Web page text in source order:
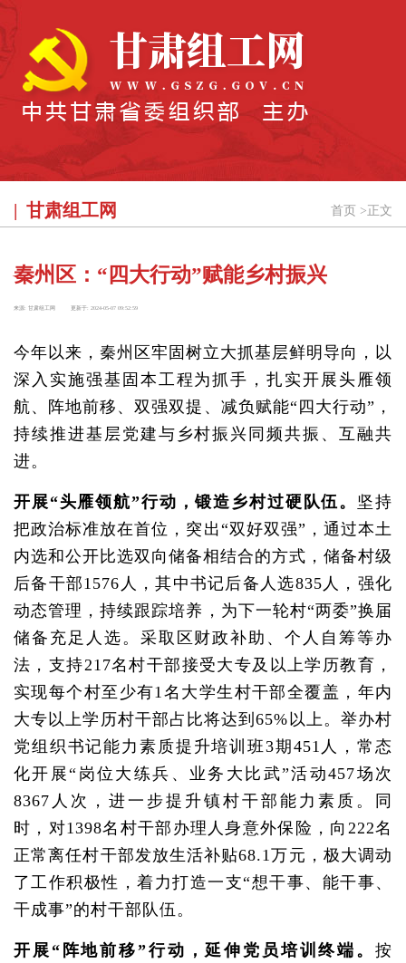
甘肃组工网 首页 > 正文
秦州区：“四大行动”赋能乡村振兴
来源: 甘肃组工网 更新于: 2024-05-07 09:52:59
今年以来，秦州区牢固树立大抓基层鲜明导向，以
深入实施强基固本工程为抓手，扎实开展头雁领
航、阵地前移、双强双提、减负赋能“四大行动”，
持续推进基层党建与乡村振兴同频共振、互融共
进。
开展“头雁领航”行动，锻造乡村过硬队伍。 坚持
把政治标准放在首位，突出“双好双强”，通过本土
内选和公开比选双向储备相结合的方式，储备村级
后备干部1576人，其中书记后备人选835人，强化
动态管理，持续跟踪培养，为下一轮村“两委”换届
储备充足人选。采取区财政补助、个人自筹等办
法，支持217名村干部接受大专及以上学历教育，
实现每个村至少有1名大学生村干部全覆盖，年内
大专以上学历村干部占比将达到65%以上。举办村
党组织书记能力素质提升培训班3期451人，常态
化开展“岗位大练兵、业务大比武”活动457场次
8367人次，进一步提升镇村干部能力素质。同
时，对1398名村干部办理人身意外保险，向222名
正常离任村干部发放生活补贴68.1万元，极大调动
了工作积极性，着力打造一支“想干事、能干事、
干成事”的村干部队伍。
开展“阵地前移”行动，延伸党员培训终端。 按